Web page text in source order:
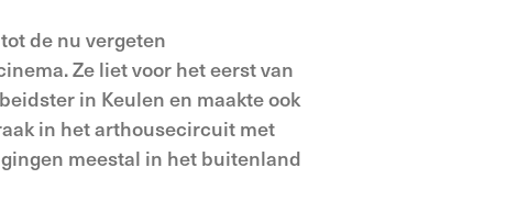
de nu vergeten
Ze liet voor het eerst van
in Keulen en maakte ook
in het arthousecircuit met
meestal in het buitenland